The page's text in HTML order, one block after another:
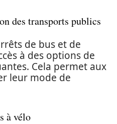
des transports publics
de bus et de
à des options de
Cela permet aux
leur mode de
à vélo